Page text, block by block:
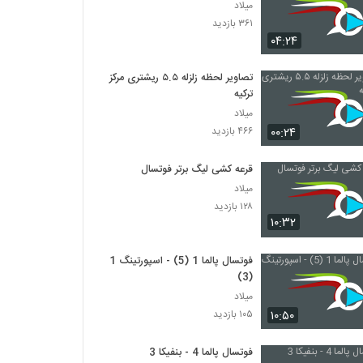
۰۴:۲۴
میلاد
۳۶۱ بازدید
۰۰:۲۴
تصاویر لحظه زلزله ۵.۵ ریشتری مرکز
ترکیه
میلاد
۴۶۶ بازدید
۱۰:۳۲
قرعه کشی لیگ برتر فوتسال
میلاد
۱۲۸ بازدید
۱۰:۵۰
فوتسال پالما 1 (5) - اسپورتینگ 1
(3)
میلاد
۱۰۵ بازدید
فوتسال پالما 4 - بنفیکا 3